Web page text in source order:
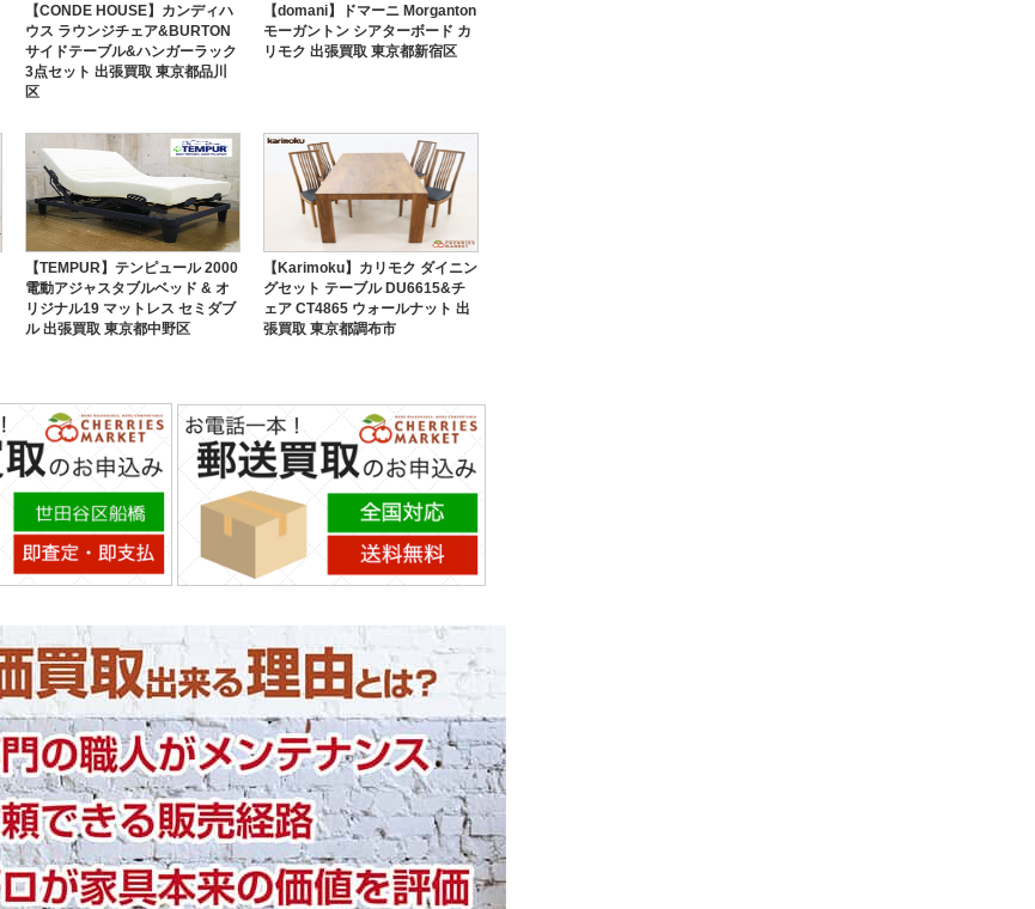
【CONDE HOUSE】カンディハ
ウス ラウンジチェア&BURTON
サイドテーブル&ハンガーラック
3点セット 出張買取 東京都品川
区
【domani】ドマーニ Morganton
モーガントン シアターボード カ
リモク 出張買取 東京都新宿区
【TEMPUR】テンピュール 2000
電動アジャスタブルベッド & オ
リジナル19 マットレス セミダブ
ル 出張買取 東京都中野区
【Karimoku】カリモク ダイニン
グセット テーブル DU6615&チ
ェア CT4865 ウォールナット 出
張買取 東京都調布市